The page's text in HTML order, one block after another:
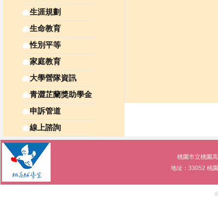
生涯規劃
生命教育
性別平等
家庭教育
大學營隊資訊
青澀芷蘭獎助學金
申訴管道
線上諮詢
桃園市立桃園
地址：33052 桃